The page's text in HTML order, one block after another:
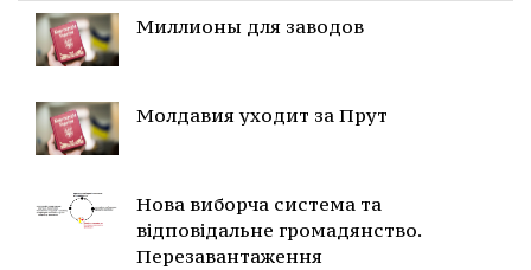
Миллионы для заводов
Молдавия уходит за Прут
Нова виборча система та
відповідальне громадянство.
Перезавантаження